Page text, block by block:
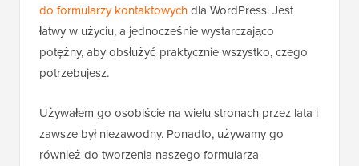
do formularzy kontaktowychdla WordPress. Jest
łatwy w użyciu, a jednocześnie wystarczająco
potężny, aby obsłużyć praktycznie wszystko, czego
potrzebujesz.
Używałem go osobiście na wielu stronach przez lata i
zawsze był niezawodny. Ponadto, używamy go
również do tworzenia naszego formularza